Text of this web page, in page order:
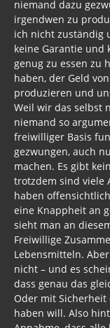
niemand dazu
irgendwen zu
ich nicht zuständig
keine Garantie und
genug zu essen zu
haben, der Geld
produzieren und
Weil wir das selbst
niemand so
freiwilliger Basis
gezwungen, auch
machen. Es gibt
trotzdem sind viele
haben
eine Knappheit an
sieht man an
Freiwillige
Lebensmitteln.
nicht – und es
dass genau das
Oder mit
haben will. Also